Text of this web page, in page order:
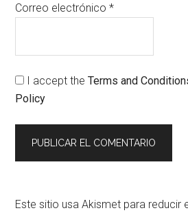
Correo electrónico*
I accept theTerms and
Policy
Este sitio usa Akismet para reducir